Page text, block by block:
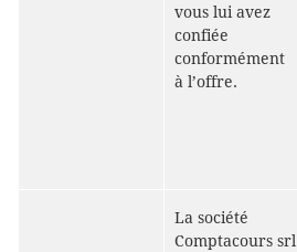
vous lui avez
confiée
conformément
à l’offre.
La société
Comptacours srl